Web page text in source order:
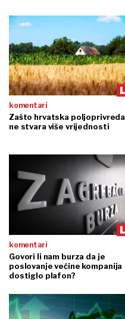
komentari
Zašto hrvatska poljoprivreda
ne stvara više vrijednosti
komentari
Govori li nam burza da je
poslovanje većine kompanija
dostiglo plafon?